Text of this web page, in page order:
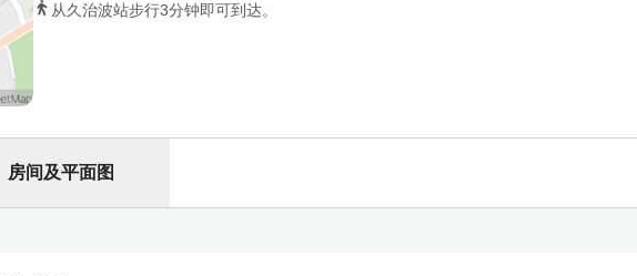
从久治波站步行3分钟即可到达。
房间及平面图